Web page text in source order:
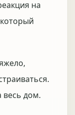
на
весь дом.